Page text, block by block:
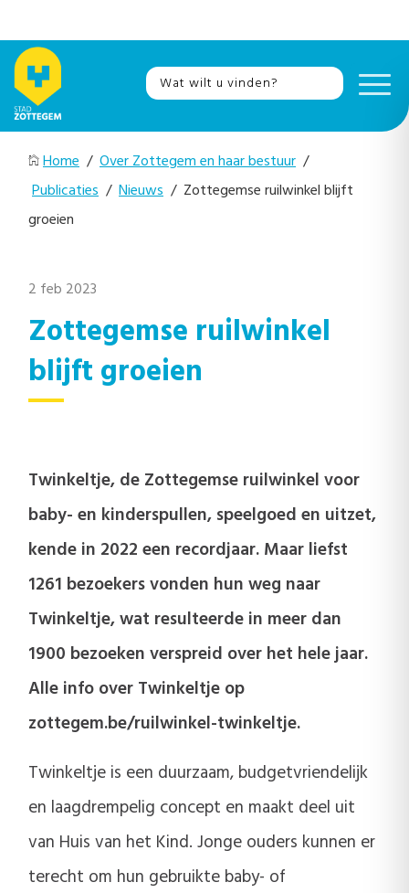
Home / Over Zottegem en haar bestuur /
Publicaties / Nieuws / Zottegemse ruilwinkel blijft
groeien
2 feb 2023
Zottegemse ruilwinkel
blijft groeien
Twinkeltje, de Zottegemse ruilwinkel voor
baby- en kinderspullen, speelgoed en uitzet,
kende in 2022 een recordjaar. Maar liefst
1261 bezoekers vonden hun weg naar
Twinkeltje, wat resulteerde in meer dan
1900 bezoeken verspreid over het hele jaar.
Alle info over Twinkeltje op
zottegem.be/ruilwinkel-twinkeltje.
Twinkeltje is een duurzaam, budgetvriendelijk
en laagdrempelig concept en maakt deel uit
van Huis van het Kind. Jonge ouders kunnen er
terecht om hun gebruikte baby- of